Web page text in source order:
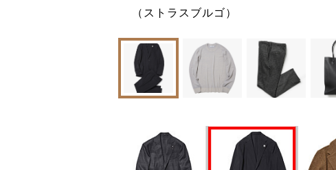
（ストラスブルゴ）